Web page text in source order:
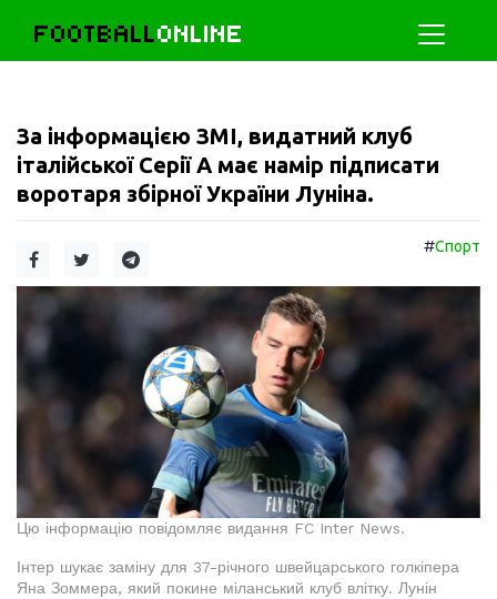
FOOTBALLONLINE
За інформацією ЗМІ, видатний клуб
італійської Серії А має намір підписати
воротаря збірної України Луніна.
#Спорт
Цю інформацію повідомляє видання FC Inter News.
Інтер шукає заміну для 37-річного швейцарського голкіпера
Яна Зоммера, який покине міланський клуб влітку. Лунін